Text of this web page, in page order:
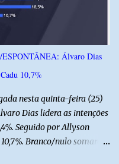
Álvaro Dias
10,7%
nesta quinta-feira (25)
Dias lidera as intenções
Seguido por Allyson
Branco/nulo somaram